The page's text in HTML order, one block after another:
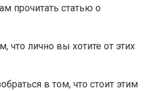
прочитать статью о
лично вы хотите от этих
в том, что стоит этим